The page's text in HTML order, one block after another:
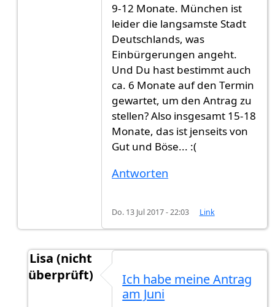
9-12 Monate. München ist
leider die langsamste Stadt
Deutschlands, was
Einbürgerungen angeht.
Und Du hast bestimmt auch
ca. 6 Monate auf den Termin
gewartet, um den Antrag zu
stellen? Also insgesamt 15-18
Monate, das ist jenseits von
Gut und Böse... :(
Antworten
Do. 13 Jul 2017 - 22:03 Link
Lisa (nicht
überprüft)
9-12 Monate. München istvon
Ich habe meine Antrag
am Juni